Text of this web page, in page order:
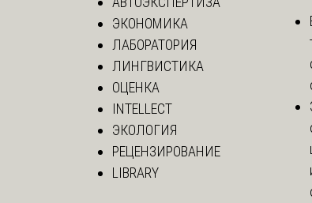
ЭКОНОМИКА
ЛАБОРАТОРИЯ
ЛИНГВИСТИКА
ОЦЕНКА
INTELLECT
ЭКОЛОГИЯ
РЕЦЕНЗИРОВАНИЕ
LIBRARY